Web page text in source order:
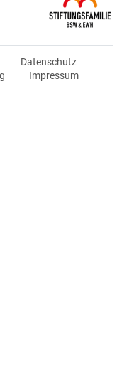
Datenschutz
Impressum